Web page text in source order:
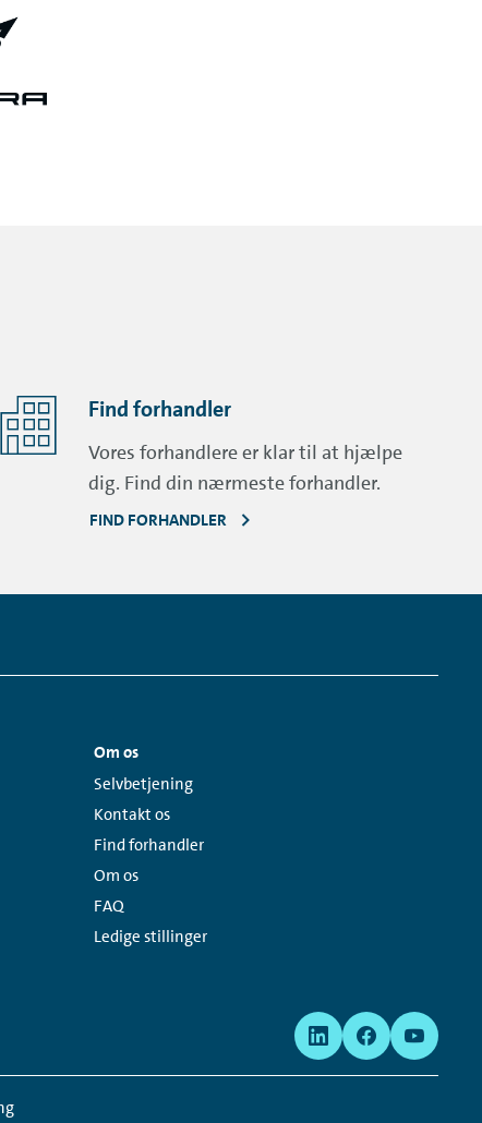
Find forhandler
Vores forhandlere er klar til at hjælpe
dig. Find din nærmeste forhandler.
FIND FORHANDLER
Om os
Links:
Selvbetjening
Kontakt os
Find forhandler
Om os
FAQ
Ledige stillinger